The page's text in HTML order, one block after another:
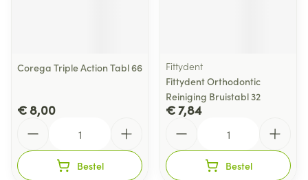
Corega Triple Action Tabl 66
€ 8,00
Bestel
Fittydent
Fittydent Orthodontic
Reiniging Bruistabl 32
€ 7,84
Bestel